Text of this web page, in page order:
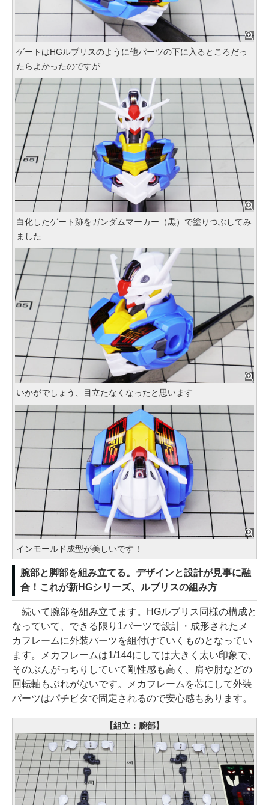
ゲートはHGルブリスのように他パーツの下に入るところだっ
たらよかったのですが……
白化したゲート跡をガンダムマーカー（黒）で塗りつぶしてみ
ました
いかがでしょう、目立たなくなったと思います
インモールド成型が美しいです！
腕部と脚部を組み立てる。デザインと設計が見事に融
合！これが新HGシリーズ、ルブリスの組み方
続いて腕部を組み立てます。HGルブリス同様の構成と
なっていて、できる限り1パーツで設計・成形されたメ
カフレームに外装パーツを組付けていくものとなってい
ます。メカフレームは1/144にしては大きく太い印象で、
そのぶんがっちりしていて剛性感も高く、肩や肘などの
回転軸もぶれがないです。メカフレームを芯にして外装
パーツはパチピタで固定されるので安心感もあります。
【組立：腕部】